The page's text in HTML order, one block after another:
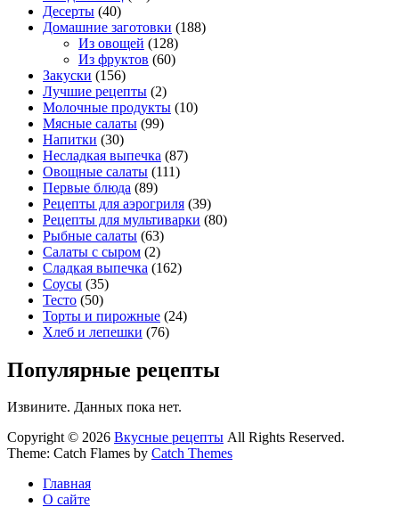
Десерты (40)
Домашние заготовки (188)
Из овощей (128)
Из фруктов (60)
Закуски (156)
Лучшие рецепты (2)
Молочные продукты (10)
Мясные салаты (99)
Напитки (30)
Несладкая выпечка (87)
Овощные салаты (111)
Первые блюда (89)
Рецепты для аэрогриля (39)
Рецепты для мультиварки (80)
Рыбные салаты (63)
Салаты с сыром (2)
Сладкая выпечка (162)
Соусы (35)
Тесто (50)
Торты и пирожные (24)
Хлеб и лепешки (76)
Популярные рецепты
Извините. Данных пока нет.
Copyright © 2026 Вкусные рецепты All Rights Reserved.
Theme: Catch Flames by Catch Themes
Главная
О сайте